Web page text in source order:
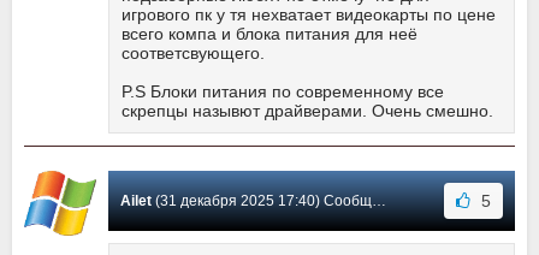
игрового пк у тя нехватает видеокарты по цене
всего компа и блока питания для неё
соответсвующего.
P.S Блоки питания по современному все
скрепцы назывют драйверами. Очень смешно.
Ailet(31 декабря 2025 17:40) Сообщение #29 5